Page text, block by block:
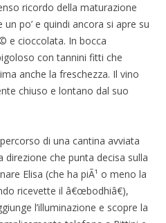
ricordo della maturazione
po’ e quindi ancora si apre su
e cioccolata. In bocca
con tannini fitti che
anche la freschezza. Il vino
chiuso e lontano dal suo
di una cantina avviata
che punta decisa sulla
Elisa (che ha piÃ¹ o meno la
ricevette il â€œbodhiâ€),
l’illuminazione e scopre la